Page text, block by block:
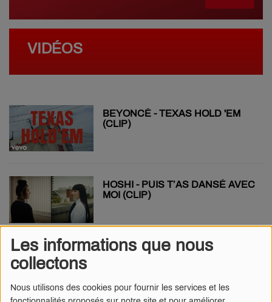
Les informations que nous
collectons
Nous utilisons des cookies pour fournir les services et les
VIDÉOS
BEYONCÉ - TEXAS HOLD 'EM
(CLIP)
HOSHI - PUIS T’AS DANSÉ AVEC
MOI (CLIP)
VIANNEY, KENDJI, SOPRANO -